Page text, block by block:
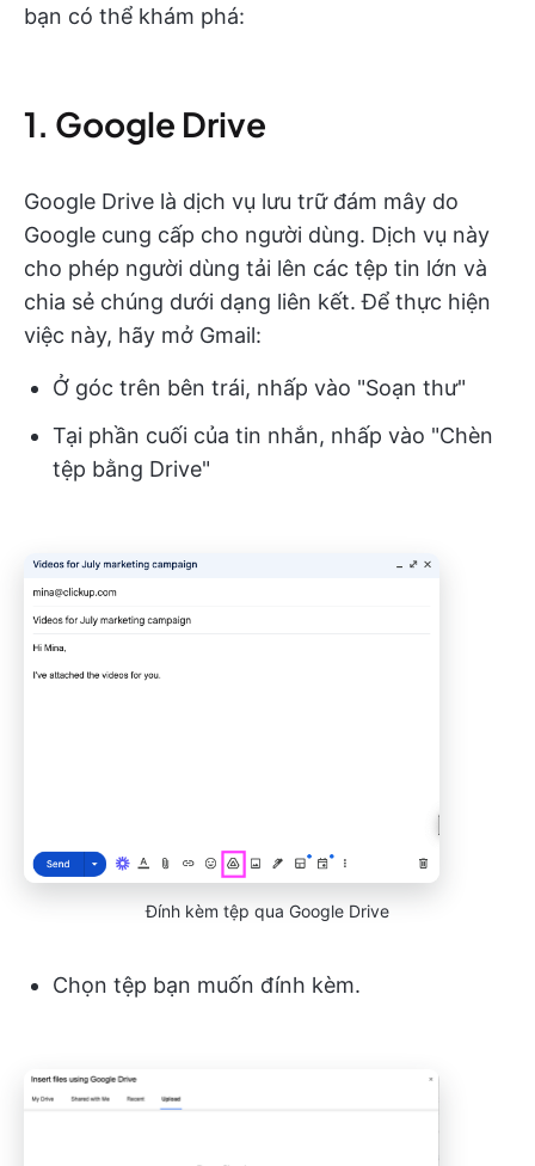
bạn có thể khám phá:
1. Google Drive
Google Drive là dịch vụ lưu trữ đám mây do
Google cung cấp cho người dùng. Dịch vụ này
cho phép người dùng tải lên các tệp tin lớn và
chia sẻ chúng dưới dạng liên kết. Để thực hiện
việc này, hãy mở Gmail:
Ở góc trên bên trái, nhấp vào "Soạn thư"
Tại phần cuối của tin nhắn, nhấp vào "Chèn
tệp bằng Drive"
Đính kèm tệp qua Google Drive
Chọn tệp bạn muốn đính kèm.